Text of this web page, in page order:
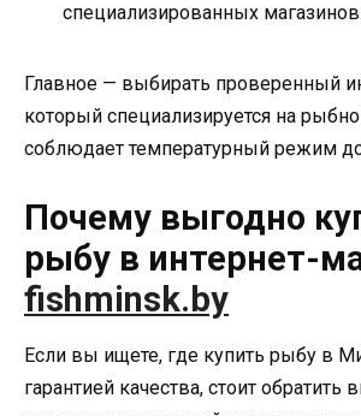
специализированных магазинов.
Главное — выбирать проверенный
который специализируется на
соблюдает температурный режим
Почему выгодно
рыбу в интернет-
fishminsk.by
Если вы ищете, где купить рыбу в
гарантией качества, стоит обратить